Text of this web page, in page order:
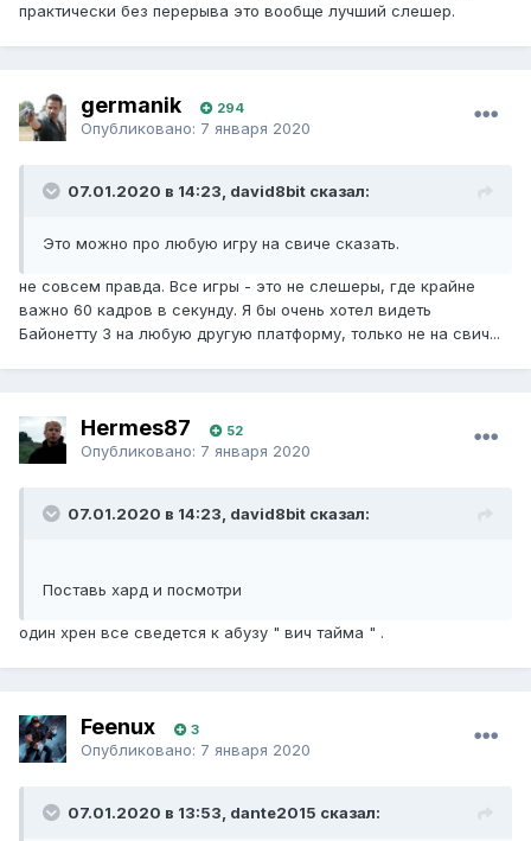
практически без перерыва это вообще лучший слешер.
germanik 294
Опубликовано: 7 января 2020
07.01.2020 в 14:23, david8bit сказал:
Это можно про любую игру на свиче сказать.
не совсем правда. Все игры - это не слешеры, где крайне
важно 60 кадров в секунду. Я бы очень хотел видеть
Байонетту 3 на любую другую платформу, только не на свич...
Hermes87 52
Опубликовано: 7 января 2020
07.01.2020 в 14:23, david8bit сказал:
Поставь хард и посмотри
один хрен все сведется к абузу " вич тайма " .
Feenux 3
Опубликовано: 7 января 2020
07.01.2020 в 13:53, dante2015 сказал: